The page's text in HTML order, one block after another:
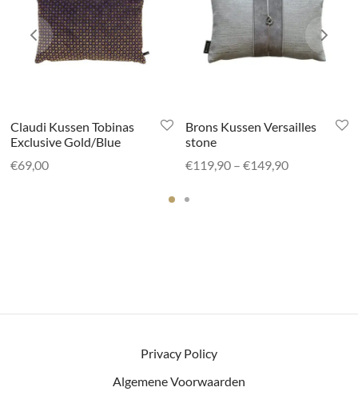
Claudi Kussen Tobinas
Exclusive Gold/Blue
€69,00
Brons Kussen Versailles
stone
€119,90 – €149,90Prijsklasse:
Privacy Policy
Algemene Voorwaarden